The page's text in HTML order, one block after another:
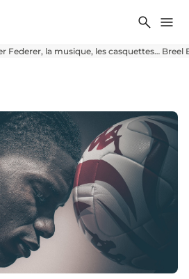
Federer, la musique, les casquettes…